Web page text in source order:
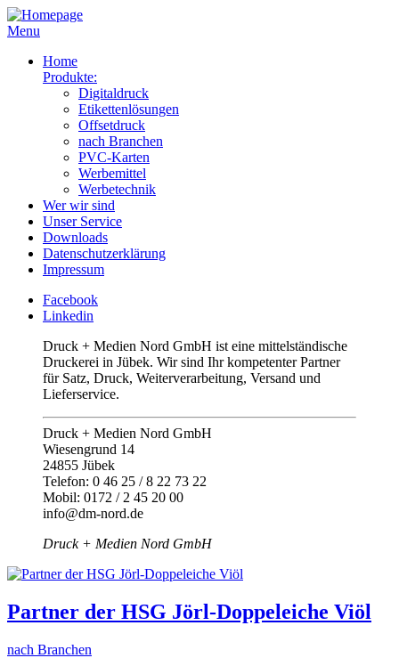
Menu
Home
Produkte:
Digitaldruck
Etikettenlösungen
Offsetdruck
nach Branchen
PVC-Karten
Werbemittel
Werbetechnik
Wer wir sind
Unser Service
Downloads
Datenschutzerklärung
Impressum
Facebook
Linkedin
Druck + Medien Nord GmbH ist eine mittelständische
Druckerei in Jübek. Wir sind Ihr kompetenter Partner
für Satz, Druck, Weiterverarbeitung, Versand und
Lieferservice.
Druck + Medien Nord GmbH
Wiesengrund 14
24855 Jübek
Telefon: 0 46 25 / 8 22 73 22
Mobil: 0172 / 2 45 20 00
info@dm-nord.de
Druck + Medien Nord GmbH
Partner der HSG Jörl-Doppeleiche Viöl
nach Branchen